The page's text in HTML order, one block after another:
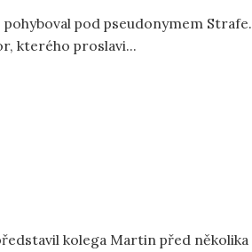
pod pseudonymem Strafe.
kterého proslavi...
kolega Martin před několika